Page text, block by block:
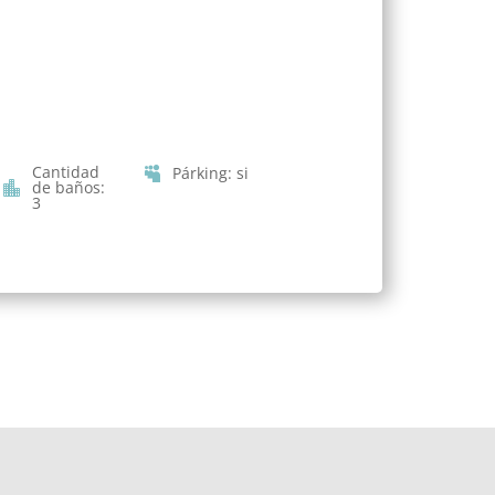
Cantidad
de baños:
3
Párking:si